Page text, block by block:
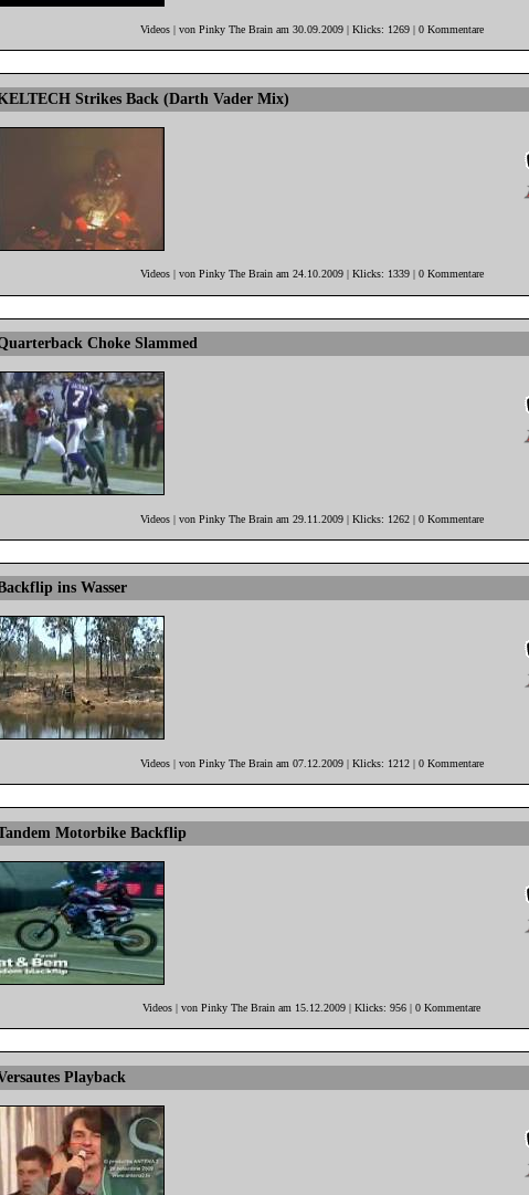
Videos | von Pinky The Brain am 30.09.2009 | Klicks: 1269 | 0 Kommentare
Strikes Back (Darth Vader Mix)
Videos | von Pinky The Brain am 24.10.2009 | Klicks: 1339 | 0 Kommentare
Choke Slammed
Videos | von Pinky The Brain am 29.11.2009 | Klicks: 1262 | 0 Kommentare
ins Wasser
Videos | von Pinky The Brain am 07.12.2009 | Klicks: 1212 | 0 Kommentare
Motorbike Backflip
Videos | von Pinky The Brain am 15.12.2009 | Klicks: 956 | 0 Kommentare
Playback